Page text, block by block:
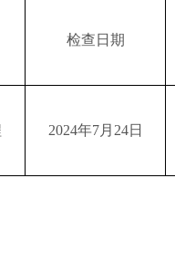
检查日期
2024年7月24日